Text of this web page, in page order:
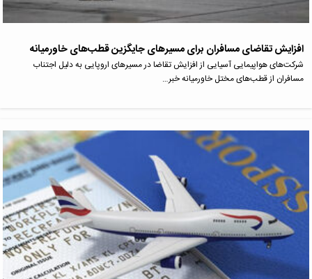
افزایش تقاضای مسافران برای مسیرهای جایگزین قطب‌های خاورمیانه
شرکت‌های هواپیمایی آسیایی از افزایش تقاضا در مسیرهای اروپایی به دلیل اجتناب
مسافران از قطب‌های مختل خاورمیانه خبر…